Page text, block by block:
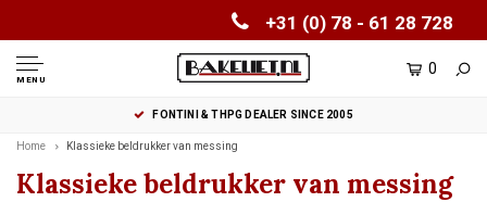
+31 (0) 78 - 61 28 728
MENU
0
FONTINI & THPG DEALER SINCE 2005
Home Klassieke beldrukker van messing
Klassieke beldrukker van messing